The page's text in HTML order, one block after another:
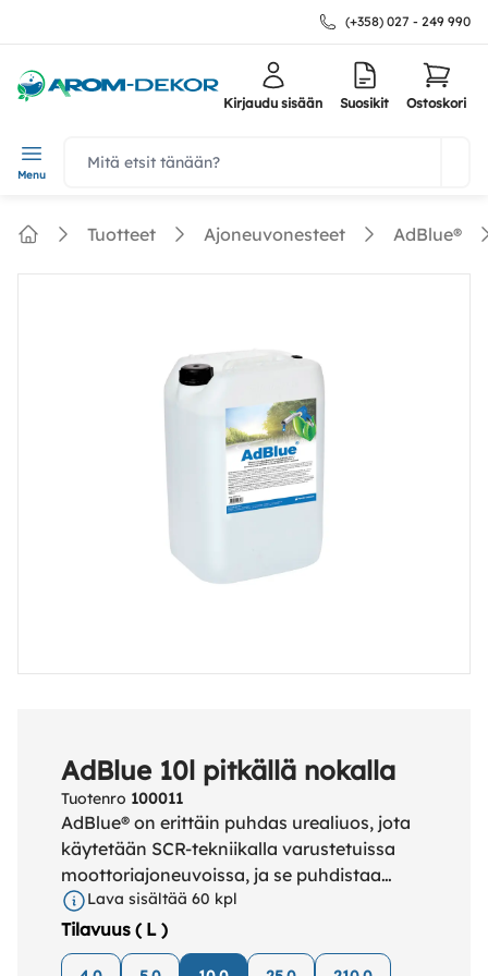
(+358) 027 - 249 990
Menu
Kirjaudu sisään Suosikit Ostoskori
Tuotteet Ajoneuvonesteet AdBlue®
AdBlue 10l pitkällä nokalla
Tuotenro 100011
AdBlue® on erittäin puhdas urealiuos, jota
käytetään SCR-tekniikalla varustetuissa
moottoriajoneuvoissa, ja se puhdistaa
pakokaasut typen oksideista.
Lava sisältää 60 kpl
Tilavuus ( L )